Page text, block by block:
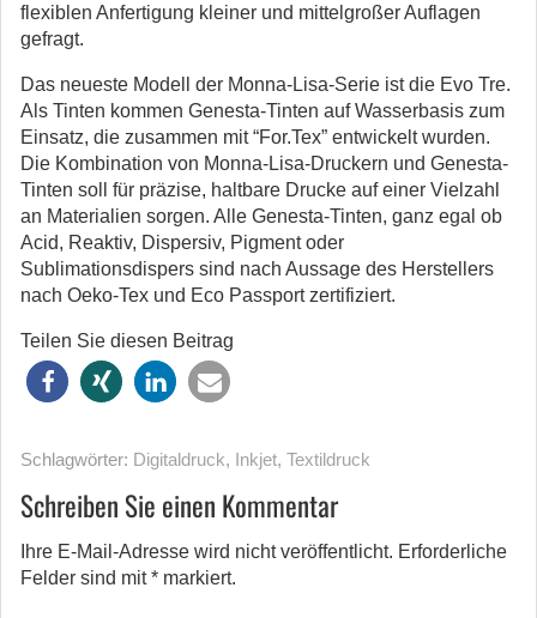
flexiblen Anfertigung kleiner und mittelgroßer Auflagen
gefragt.
Das neueste Modell der Monna-Lisa-Serie ist die Evo Tre.
Als Tinten kommen Genesta-Tinten auf Wasserbasis zum
Einsatz, die zusammen mit “For.Tex” entwickelt wurden.
Die Kombination von Monna-Lisa-Druckern und Genesta-
Tinten soll für präzise, haltbare Drucke auf einer Vielzahl
an Materialien sorgen. Alle Genesta-Tinten, ganz egal ob
Acid, Reaktiv, Dispersiv, Pigment oder
Sublimationsdispers sind nach Aussage des Herstellers
nach Oeko-Tex und Eco Passport zertifiziert.
Teilen Sie diesen Beitrag
Schlagwörter: Digitaldruck, Inkjet, Textildruck
Schreiben Sie einen Kommentar
Ihre E-Mail-Adresse wird nicht veröffentlicht. Erforderliche
Felder sind mit* markiert.